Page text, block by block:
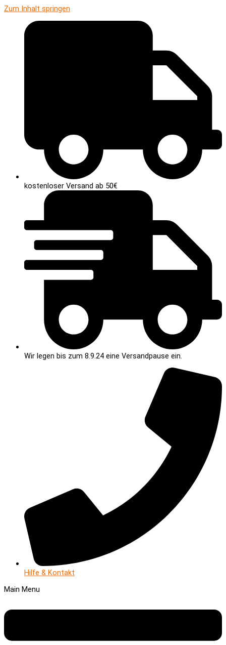
Zum Inhalt springen
kostenloser Versand ab 50€
Wir legen bis zum 8.9.24 eine Versandpause ein.
Hilfe & Kontakt
Main Menu